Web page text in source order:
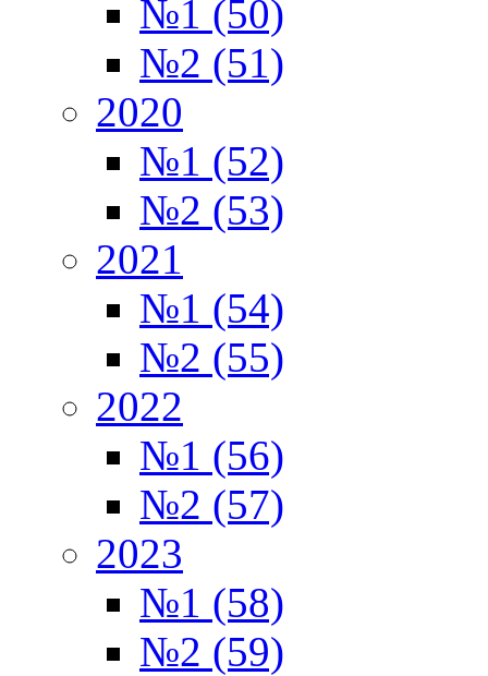
№1 (50)
№2 (51)
2020
№1 (52)
№2 (53)
2021
№1 (54)
№2 (55)
2022
№1 (56)
№2 (57)
2023
№1 (58)
№2 (59)